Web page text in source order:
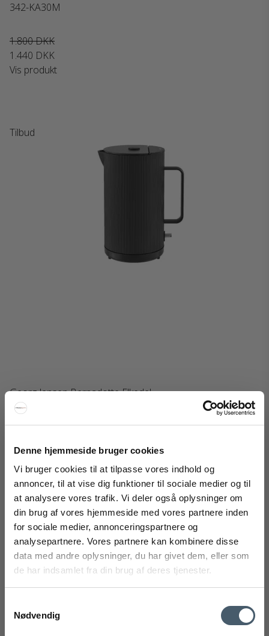
Denne hjemmeside bruger cookies
Vi bruger cookies til at tilpasse vores indhold og
annoncer, til at vise dig funktioner til sociale medier og til
at analysere vores trafik. Vi deler også oplysninger om
din brug af vores hjemmeside med vores partnere inden
for sociale medier, annonceringspartnere og
analysepartnere. Vores partnere kan kombinere disse
data med andre oplysninger, du har givet dem, eller som
de har indsamlet fra din brug af deres tjenester.
Nødvendig
342-KA30M
1.800 DKK
1.440 DKK
Vis produkt
Tilbud
Georg Jensen Bernadotte Elkedel
Georg Jensen
292-10020547M
1.799 DKK
1.399 DKK
Vis produkt
FÅ 20% RABAT
*Din rabat kan ikke bruges på i forvejen nedsatte varer eller på
produkter fra Rocket .